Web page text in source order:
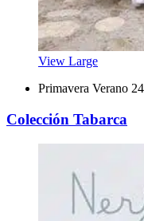
View Large
Primavera Verano 24
Colección Tabarca